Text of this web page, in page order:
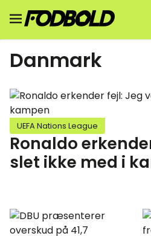
Danmark
UEFA Nations League
Ronaldo
slet ikke med i